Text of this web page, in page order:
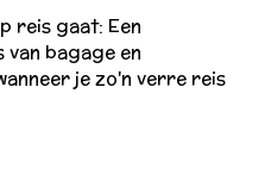
reis gaat: Een
bagage en
je zo'n verre reis